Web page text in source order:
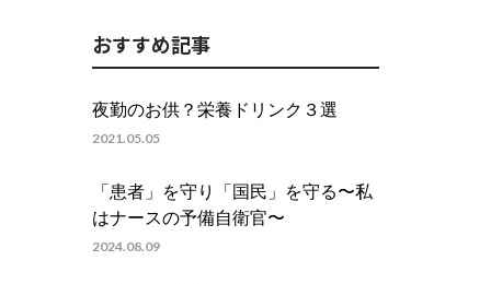
おすすめ記事
夜勤のお供？栄養ドリンク３選
2021.05.05
「患者」を守り「国民」を守る〜私
はナースの予備自衛官〜
2024.08.09